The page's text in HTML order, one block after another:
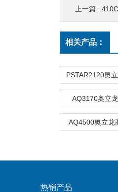
上一篇 :
相关产品：
AQ3170奥立
AQ4500奥立龙
热销产品